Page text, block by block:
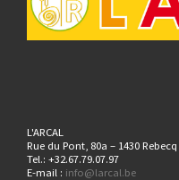
L'ARCAL
Rue du Pont, 80a – 1430 Rebecq
Tel.: +32.67.79.07.97
E-mail : info@larcal.be